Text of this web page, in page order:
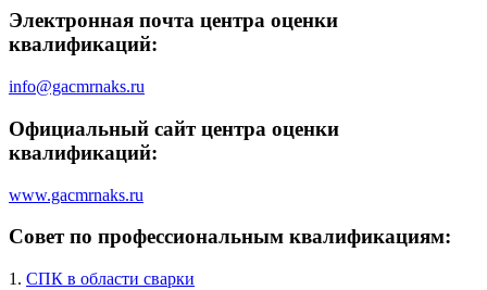
Электронная почта центра оценки
квалификаций:
info@gacmrnaks.ru
Официальный сайт центра оценки
квалификаций:
www.gacmrnaks.ru
Совет по профессиональным квалификациям:
1. СПК в области сварки